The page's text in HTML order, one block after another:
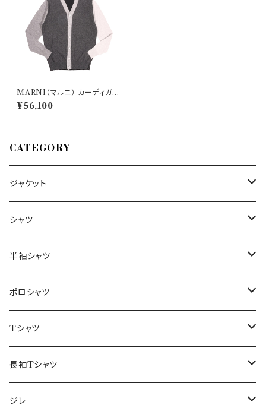
MARNI（マルニ） カーディガン
CDMG0022Q0 28677
¥56,100
CATEGORY
ジャケット
～44/S
46/M
48/L
50/XL～
シャツ
～44/S
46/M
48/L
50/XL～
半袖シャツ
～44/S
46/M
48/L
50/XL～
ポロシャツ
～44/S
46/M
48/L
Tシャツ
～44/S
46/M
長袖Tシャツ
～44/S
ジレ